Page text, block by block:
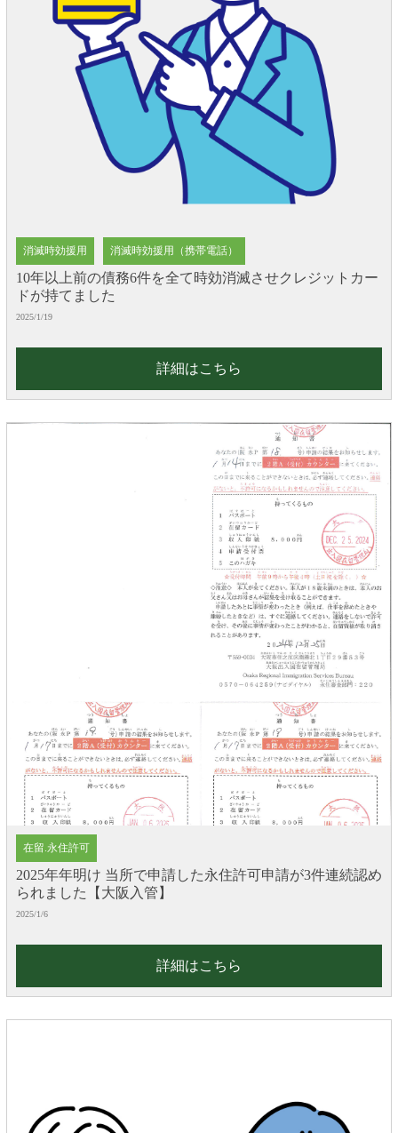
消滅時効援用 消滅時効援用（携帯電話）
10年以上前の債務6件を全て時効消滅させクレジットカー
ドが持てました
2025/1/19
詳細はこちら
在留.永住許可
2025年年明け 当所で申請した永住許可申請が3件連続認め
られました【大阪入管】
2025/1/6
詳細はこちら